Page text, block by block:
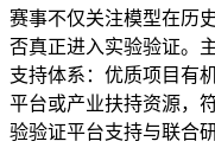
赛事不仅关注模型在历
否真正进入实验验证。
支持体系：优质项目有
平台或产业扶持资源，
验验证平台支持与联合